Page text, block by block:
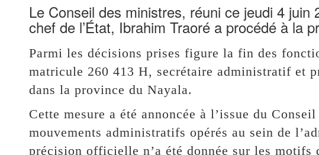
Le Conseil des ministres, réuni ce jeudi 4 juin
chef de l’État, Ibrahim Traoré a procédé à la
Parmi les décisions prises figure la fin des
matricule 260 413 H, secrétaire administratif et
dans la province du Nayala.
Cette mesure a été annoncée à l’issue du
mouvements administratifs opérés au sein de
précision officielle n’a été donnée sur les motifs